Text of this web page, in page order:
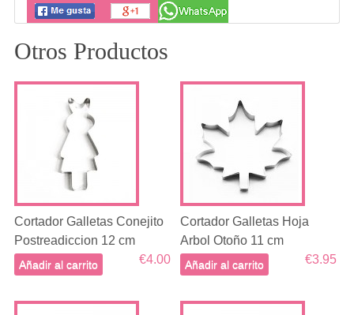
Otros Productos
Cortador Galletas Conejito
Postreadiccion 12 cm
€4.00
Añadir al carrito
Cortador Galletas Hoja
Arbol Otoño 11 cm
€3.95
Añadir al carrito